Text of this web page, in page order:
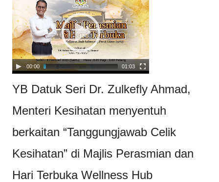
Player
00:00 01:03
YB Datuk Seri Dr. Zulkefly Ahmad,
Menteri Kesihatan menyentuh
berkaitan “Tanggungjawab Celik
Kesihatan” di Majlis Perasmian dan
Hari Terbuka Wellness Hub